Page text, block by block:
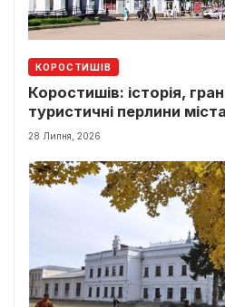
КОРОСТИШІВ
Коростишів: історія,
туристичні перлини
28 Липня, 2026